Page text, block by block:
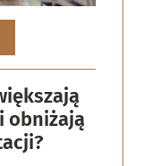
obniżają